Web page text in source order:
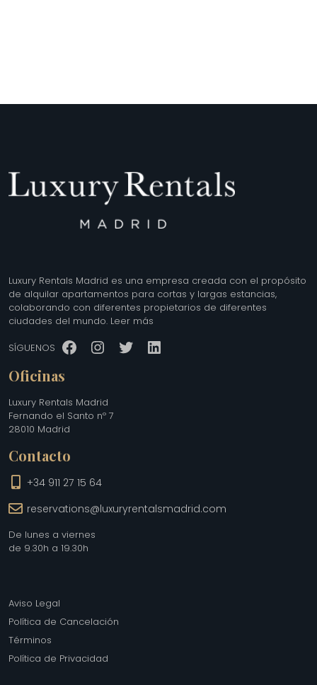
Luxury Rentals Madrid es una empresa creada con el propósito
de alquilar apartamentos para cortas y largas estancias,
colaborando con diferentes propietarios de diferentes
ciudades del mundo. Leer más
SÍGUENOS Facebook
Instagram
TwitterLinkedIn
Oficinas
Luxury Rentals Madrid
Fernando el Santo nº 7
28010 Madrid
Contacto
+34 911 27 15 64
reservations@luxuryrentalsmadrid.com
De lunes a viernes
de 9.30h a 19.30h
Aviso Legal
Política de Cancelación
Términos
Política de Privacidad